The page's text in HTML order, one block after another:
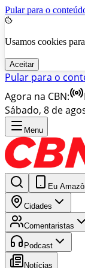
Pular para o
Usamos cookies
Aceitar
Pular para o
Agora na CBN:
Sábado, 8 de
Menu
Eu
Cidades
Comentaristas
Podcast
Notícias